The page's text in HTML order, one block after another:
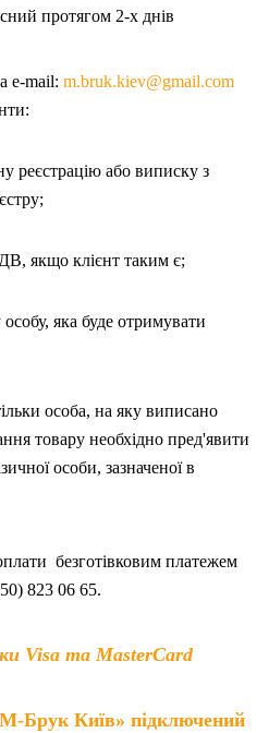
протягом 2-х днів
e-mail: m.bruk.kiev@gmail.com
реєстрацію або виписку з
якщо клієнт таким є;
особу, яка буде отримувати
особа, на яку виписано
товару необхідно пред'явити
особи, зазначеноїв
и безготівковим платежем
823 06 65.
Visa та MasterCard
Брук Київ» підключений